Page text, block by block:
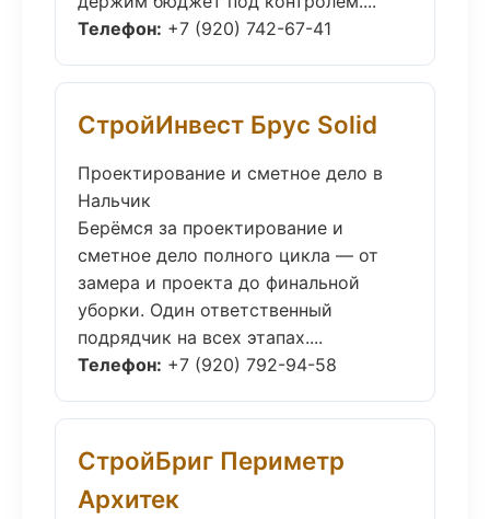
Телефон: +7 (920) 742-67-41
СтройИнвест Брус Solid
Проектирование и сметное дело в
Нальчик
Берёмся за проектирование и
сметное дело полного цикла — от
замера и проекта до финальной
уборки. Один ответственный
подрядчик на всех этапах....
Телефон: +7 (920) 792-94-58
СтройБриг Периметр
Архитек